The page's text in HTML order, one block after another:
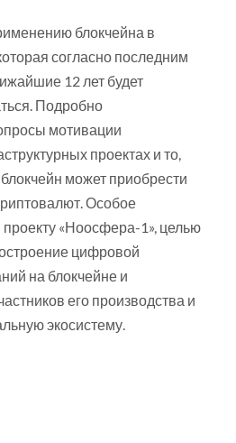
блокчейна в
согласно последним
12 лет будет
Подробно
мотивации
проектах и то,
может приобрести
Особое
«Ноосфера-1», целью
цифровой
на блокчейне и
его производства и
экосистему.